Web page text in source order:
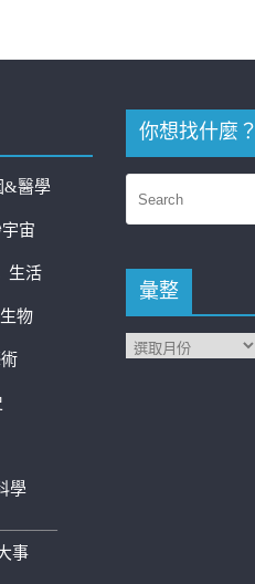
&醫學
宙
生活
生物
學
事
你想找什麼？
彙整